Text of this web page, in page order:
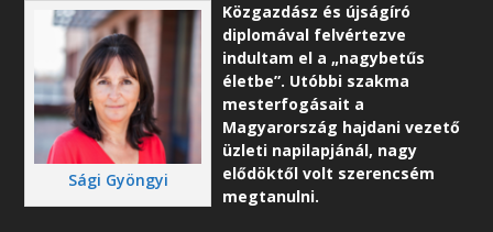
Sági Gyöngyi
Közgazdász és újságíró
diplomával felvértezve
indultam el a „nagybetűs
életbe”. Utóbbi szakma
mesterfogásait a
Magyarország hajdani vezető
üzleti napilapjánál, nagy
elődöktől volt szerencsém
megtanulni.